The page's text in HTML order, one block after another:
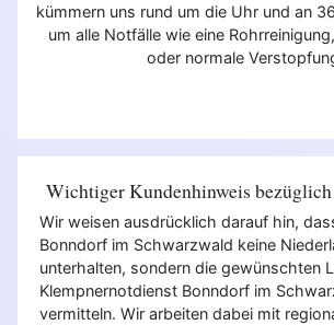
kümmern uns rund um die Uhr und an
um alle Notfälle wie eine
oder normale
Wichtiger Kundenhinweis
Wir weisen ausdrücklich darauf hin,
Bonndorf im Schwarzwald keine
unterhalten, sondern die gewünschten
Klempnernotdienst Bonndorf im
vermitteln. Wir arbeiten dabei mit